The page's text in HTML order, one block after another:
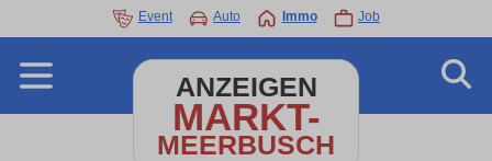
Event Auto Immo Job
ANZEIGEN
MARKT-
MEERBUSCH